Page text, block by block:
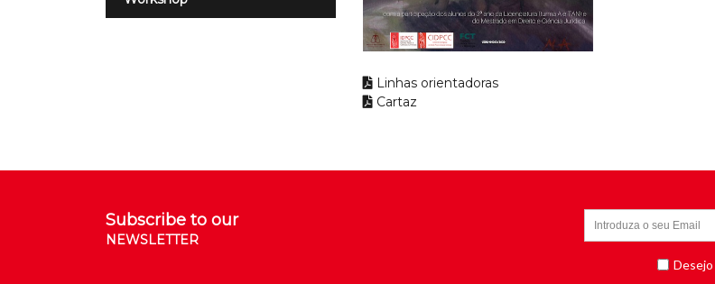
Linhas orientadoras
Cartaz
Subscribe to our
NEWSLETTER